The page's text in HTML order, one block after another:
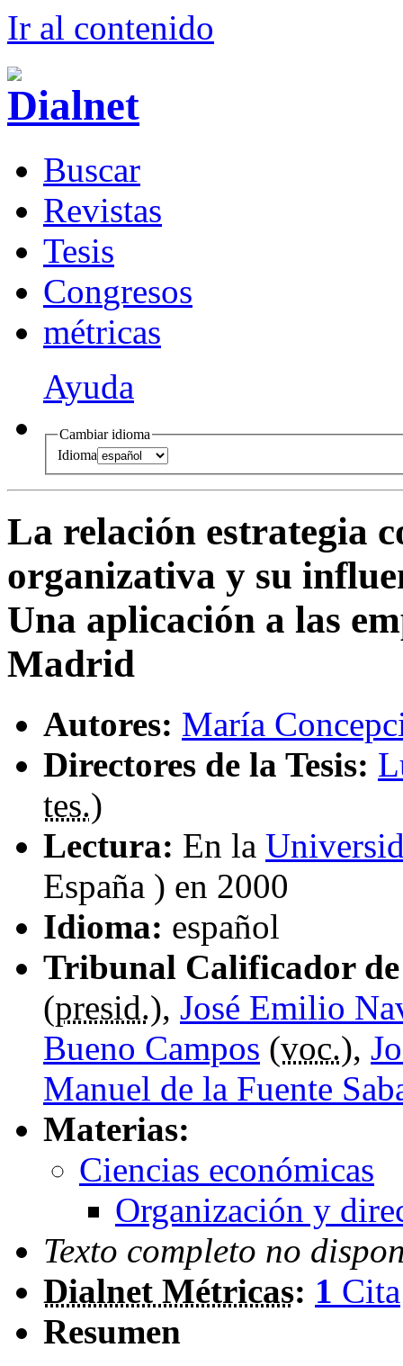
Ir al contenido
Buscar
Revistas
Tesis
Congresos
métricas
Ayuda
Cambiar idioma
Idioma
La relación estrategia
organizativa y su
Una aplicación a las
Madrid
Autores: María
Directores de la Tesis:
tes.)
Lectura: En la
España ) en 2000
Idioma: español
Tribunal Calificador de
(presid.), José Emilio
Bueno Campos (voc.),
Manuel de la Fuente
Materias:
Ciencias económicas
Organización y
Texto completo no
Dialnet Métricas: 1 Cita
Resumen